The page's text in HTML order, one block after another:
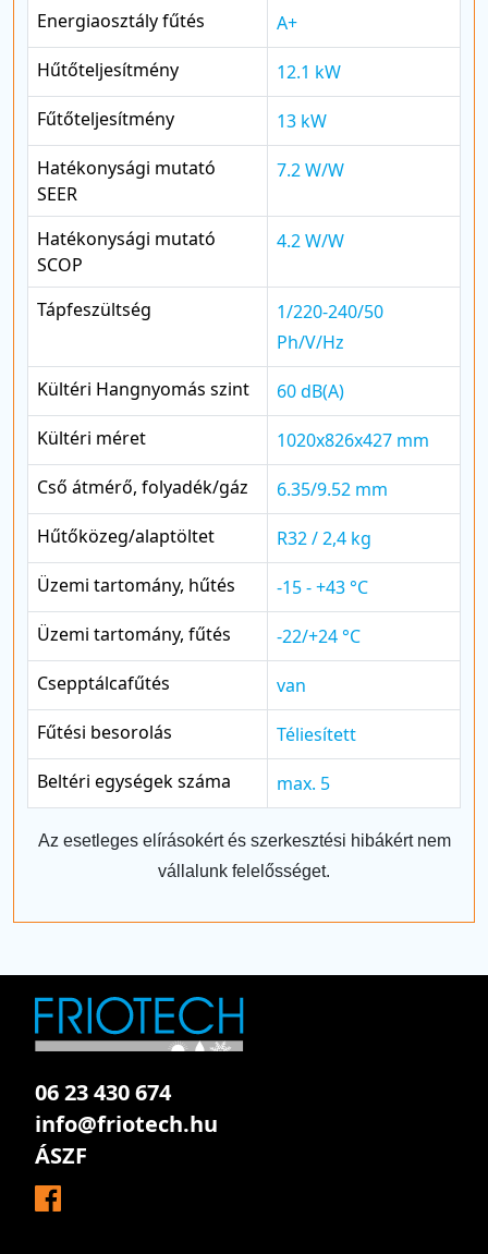
Energiaosztály fűtés
A+
Hűtőteljesítmény
12.1 kW
Fűtőteljesítmény
13 kW
Hatékonysági mutató
SEER
7.2 W/W
Hatékonysági mutató
SCOP
4.2 W/W
Tápfeszültség
1/220-240/50
Ph/V/Hz
Kültéri Hangnyomás szint
60 dB(A)
Kültéri méret
1020x826x427 mm
Cső átmérő, folyadék/gáz
6.35/9.52 mm
Hűtőközeg/alaptöltet
R32 / 2,4 kg
Üzemi tartomány, hűtés
-15 - +43 °C
Üzemi tartomány, fűtés
-22/+24 °C
Csepptálcafűtés
van
Fűtési besorolás
Téliesített
Beltéri egységek száma
max. 5
Az esetleges elírásokért és szerkesztési hibákért nem
vállalunk felelősséget.
06 23 430 674
info@friotech.hu
ÁSZF